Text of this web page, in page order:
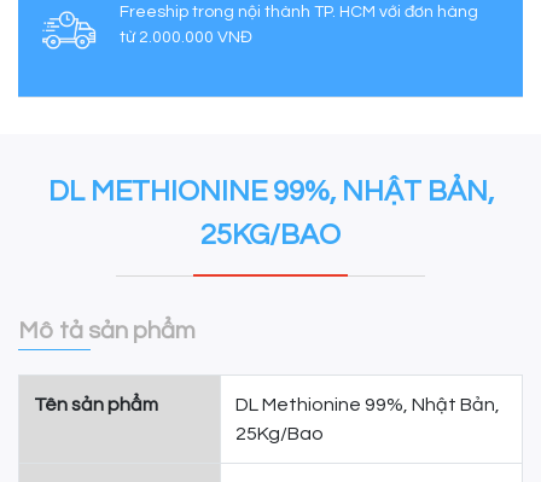
Freeship trong nội thành TP. HCM với đơn hàng
từ 2.000.000 VNĐ
DL METHIONINE 99%, NHẬT BẢN,
25KG/BAO
Mô tả sản phẩm
Tên sản phẩm
DL Methionine 99%, Nhật Bản,
25Kg/Bao